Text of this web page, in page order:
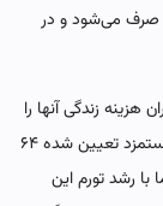
صرف می‌شود و در
زندگی آنها را
پوشش نمی‌دهد. به عنوان مثال در سال ۱۳۹۹ حداقل دستمزد تعیین شده ۶۴
رشد تورم این